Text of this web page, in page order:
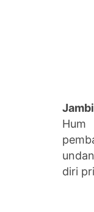
Hum
diri